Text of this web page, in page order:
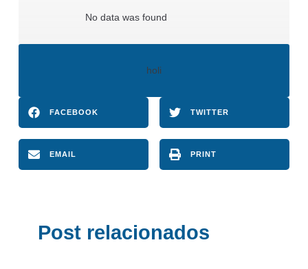
No data was found
holi
FACEBOOK TWITTER
EMAIL PRINT
Post relacionados